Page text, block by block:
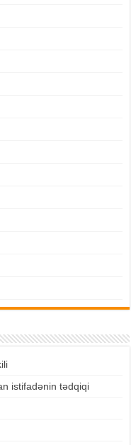
istifadənin tədqiqi